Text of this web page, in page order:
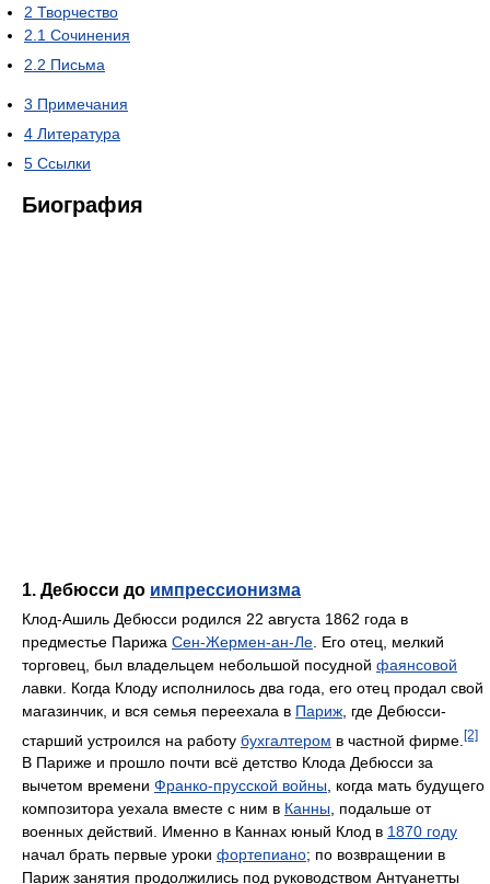
2 Творчество
2.1 Сочинения
2.2 Письма
3 Примечания
4 Литература
5 Ссылки
Биография
1. Дебюсси до импрессионизма
Клод-Ашиль Дебюсси родился 22 августа 1862 года в
предместье Парижа Сен-Жермен-ан-Ле . Его отец, мелкий
торговец, был владельцем небольшой посудной фаянсовой
лавки. Когда Клоду исполнилось два года, его отец продал свой
магазинчик, и вся семья переехала в Париж , где Дебюсси-
старший устроился на работу бухгалтером в частной фирме. [2]
В Париже и прошло почти всё детство Клода Дебюсси за
вычетом времени Франко-прусской войны, когда мать будущего
композитора уехала вместе с ним в Канны, подальше от
военных действий. Именно в Каннах юный Клод в 1870 году
начал брать первые уроки фортепиано; по возвращении в
Париж занятия продолжились под руководством Антуанетты